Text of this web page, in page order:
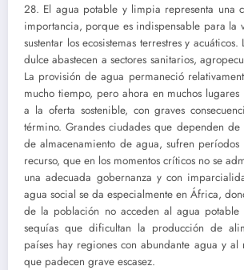
28. El agua potable y limpia representa una
importancia, porque es indispensable para la
sustentar los ecosistemas terrestres y
dulce abastecen a sectores sanitarios,
La provisión de agua permaneció
mucho tiempo, pero ahora en muchos
a la oferta sostenible, con graves
término. Grandes ciudades que dependen
de almacenamiento de agua, sufren
recurso, que en los momentos críticos no se
una adecuada gobernanza y con
agua social se da especialmente en África,
de la población no acceden al agua potable
sequías que dificultan la producción de
países hay regiones con abundante agua y al
que padecen grave escasez.